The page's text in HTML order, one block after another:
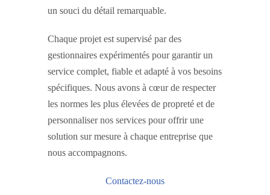
un souci du détail remarquable.
Chaque projet est supervisé par des
gestionnaires expérimentés pour garantir un
service complet, fiable et adapté à vos besoins
spécifiques. Nous avons à cœur de respecter
les normes les plus élevées de propreté et de
personnaliser nos services pour offrir une
solution sur mesure à chaque entreprise que
nous accompagnons.
Contactez-nous